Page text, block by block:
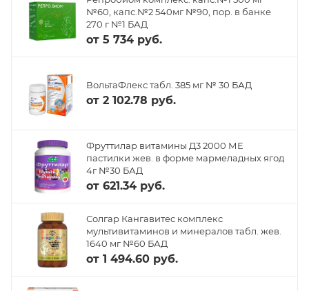
№60, капс.№2 540мг №90, пор. в банке
270 г №1 БАД
от 5 734 руб.
ВольтаФлекс табл. 385 мг № 30 БАД
от 2 102.78 руб.
Фруттилар витамины Д3 2000 МЕ
пастилки жев. в форме мармеладных ягод
4г №30 БАД
от 621.34 руб.
Солгар Кангавитес комплекс
мультивитаминов и минералов табл. жев.
1640 мг №60 БАД
от 1 494.60 руб.